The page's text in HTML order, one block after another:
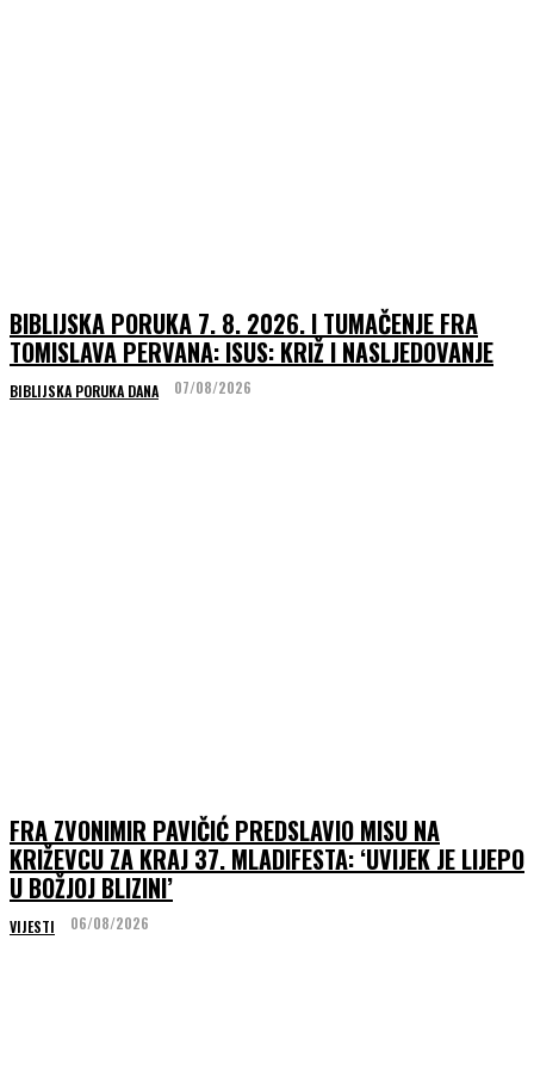
BIBLIJSKA PORUKA 7. 8. 2026. I TUMAČENJE FRA
TOMISLAVA PERVANA: ISUS: KRIŽ I NASLJEDOVANJE
BIBLIJSKA PORUKA DANA 07/08/2026
FRA ZVONIMIR PAVIČIĆ PREDSLAVIO MISU NA
KRIŽEVCU ZA KRAJ 37. MLADIFESTA: ‘UVIJEK JE LIJEPO
U BOŽJOJ BLIZINI’
VIJESTI 06/08/2026